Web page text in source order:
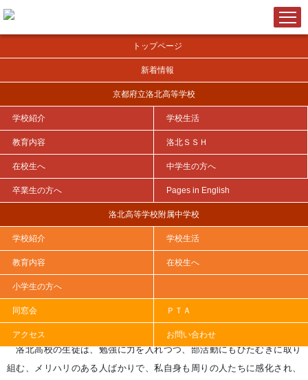
トップページ
新着情報
京都府立洛北高等学校
学校紹介 学校生活
教育内容 洛北ＳＳＨ
在校生へ 中学生の方へ
卒業生の方へ Pages in English
洛北高等学校附属中学校
学校紹介 学校生活
教育内容 在校生へ
小学生の方へ
同窓会 ＰＴＡ
アクセス お問い合わせ
ＨＯＭＥ 卒業生のメッセージ
卒業生のメッセージ（文理コース）
令和６年度文理コース卒 大阪大学外国語学部 進学
洛北高校では、文武両道を実現し、充実した３年間を送ることができ
ます。私はバスケットボール部に所属し、
強と部活の両立は大変でしたが、クラスメイトやチームメイト、先生方
に支えられながら、忙しく充実した高校生活を送ることができました。
洛北高校の生徒は、勉強に力を入れつつ、部活動にもひたむきに取り
組む、メリハリのある人ばかりで、私自身も周りの人たちに感化され、